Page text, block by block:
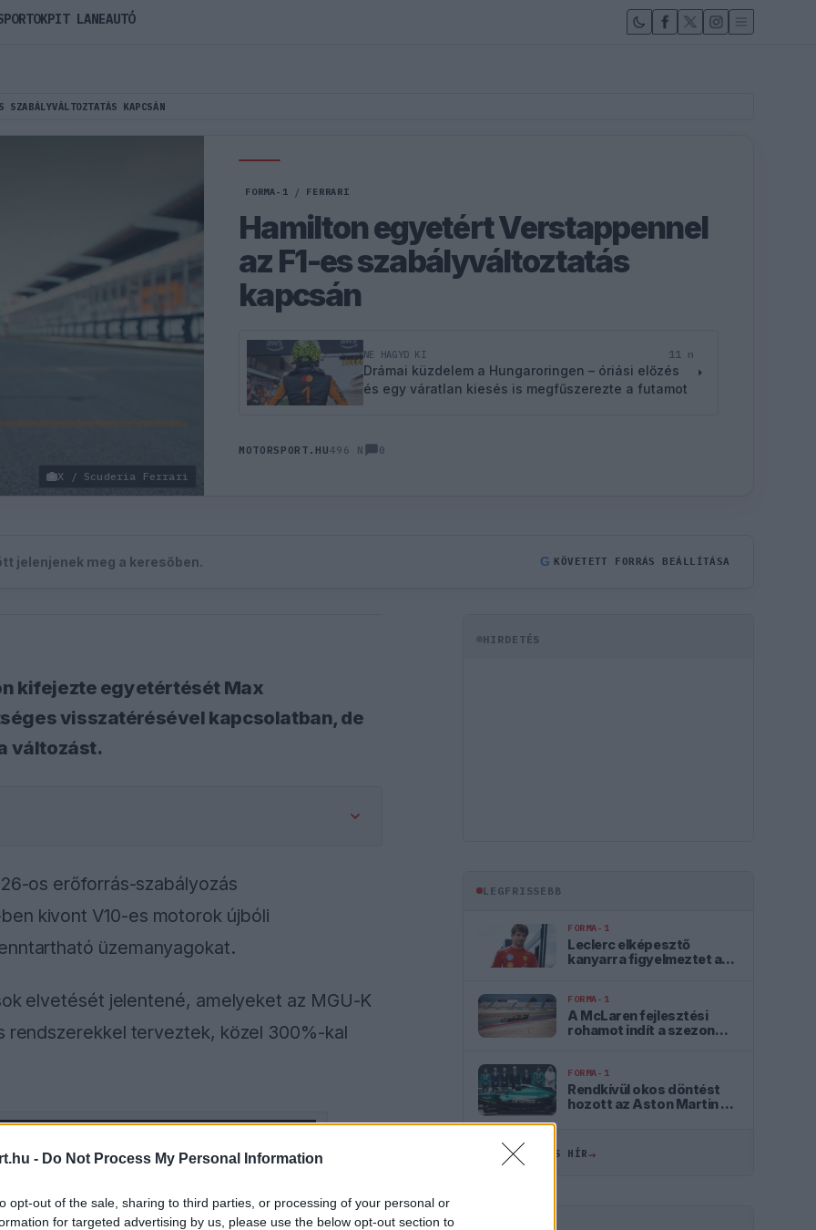
- Do Not Process My Personal Information
opt-out of the sale, sharing to third parties, or processing of your personal or
for targeted advertising by us, please use the below opt-out section to
KAPCSÁN
X / Scuderia Ferrari
FORMA-1 / FERRARI
Hamilton egyetért Verstappennel
az F1-es szabályváltoztatás
kapcsán
NE HAGYD KI 11 n
Drámai küzdelem a Hungaroringen – óriási előzés
és egy váratlan kiesés is megfűszerezte a futamot
MOTORSPORT.HU496 N 0
jelenjenek meg a keresőben. G KÖVETETT FORRÁS BEÁLLÍTÁSA
kifejezte egyetértését Max
visszatérésével kapcsolatban, de
változást.
os erőforrás-szabályozás
kivont V10-es motorok újbóli
üzemanyagokat.
elvetését jelentené, amelyeket az MGU-K
terveztek, közel 300%-kal
the server or network failed or because the
supported.
HIRDETÉS
LEGFRISSEBB
FORMA-1
Leclerc elképesztő
kanyarra figyelmeztet a
FORMA-1
A McLaren fejlesztési
rohamot indít a szezon
FORMA-1
Rendkívül okos döntést
hozott az Aston Martin az
ÖSSZES FRISS HÍR→
PIT LANEAUTÓ